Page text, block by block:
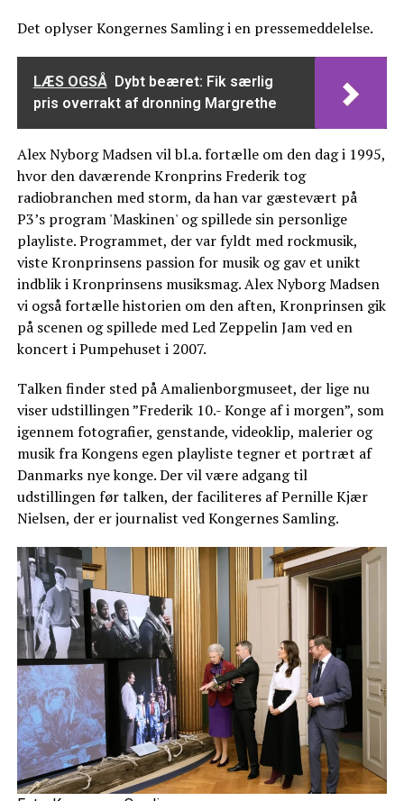
Det oplyser Kongernes Samling i en pressemeddelelse.
LÆS OGSÅ Dybt beæret: Fik særlig
pris overrakt af dronning Margrethe
Alex Nyborg Madsen vil bl.a. fortælle om den dag i 1995,
hvor den daværende Kronprins Frederik tog
radiobranchen med storm, da han var gæstevært på
P3’s program 'Maskinen' og spillede sin personlige
playliste. Programmet, der var fyldt med rockmusik,
viste Kronprinsens passion for musik og gav et unikt
indblik i Kronprinsens musiksmag. Alex Nyborg Madsen
vi også fortælle historien om den aften, Kronprinsen gik
på scenen og spillede med Led Zeppelin Jam ved en
koncert i Pumpehuset i 2007.
Talken finder sted på Amalienborgmuseet, der lige nu
viser udstillingen ”Frederik 10.- Konge af i morgen”, som
igennem fotografier, genstande, videoklip, malerier og
musik fra Kongens egen playliste tegner et portræt af
Danmarks nye konge. Der vil være adgang til
udstillingen før talken, der faciliteres af Pernille Kjær
Nielsen, der er journalist ved Kongernes Samling.